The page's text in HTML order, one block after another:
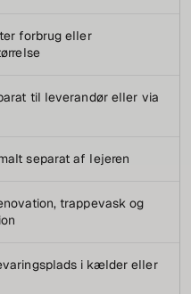
forbrug eller
til leverandør eller via
separat af lejeren
trappevask og
i kælder eller